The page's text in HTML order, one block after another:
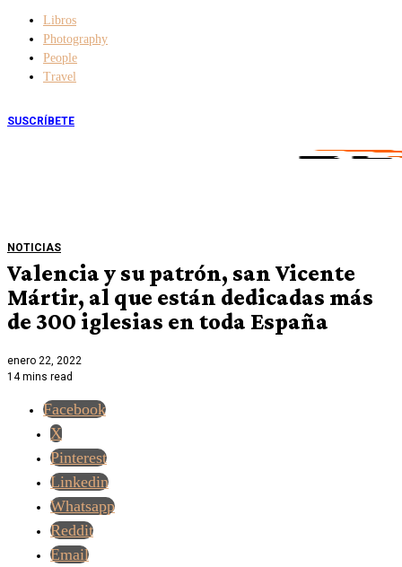
Libros
Photography
People
Travel
SUSCRÍBETE
NOTICIAS
Valencia y su patrón, san Vicente
Mártir, al que están dedicadas más
de 300 iglesias en toda España
enero 22, 2022
14 mins read
Facebook
X
Pinterest
Linkedin
Whatsapp
Reddit
Email